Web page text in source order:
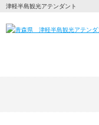
津軽半島観光アテンダント